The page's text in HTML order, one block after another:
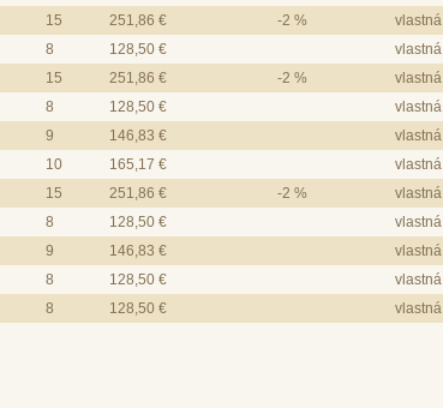
15 251,86 € -2 % vlastná
8 128,50 € vlastná
15 251,86 € -2 % vlastná
8 128,50 € vlastná
9 146,83 € vlastná
10 165,17 € vlastná
15 251,86 € -2 % vlastná
8 128,50 € vlastná
9 146,83 € vlastná
8 128,50 € vlastná
8 128,50 € vlastná